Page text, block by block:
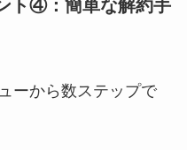
ト④： 簡単な解約手
ーから数ステップで